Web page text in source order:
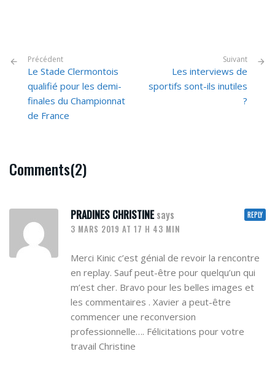
Précédent
Le Stade Clermontois
qualifié pour les demi-
finales du Championnat
de France
Suivant
Les interviews de
sportifs sont-ils inutiles
?
Comments(2)
REPLY
PRADINES CHRISTINEsays
3 MARS 2019 AT 17 H 43 MIN
Merci Kinic c’est génial de revoir la rencontre
en replay. Sauf peut-être pour quelqu’un qui
m’est cher. Bravo pour les belles images et
les commentaires . Xavier a peut-être
commencer une reconversion
professionnelle…. Félicitations pour votre
travail Christine